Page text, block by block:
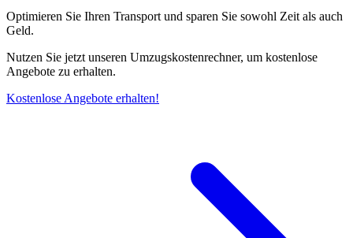
Optimieren Sie Ihren Transport und sparen Sie sowohl Zeit als auch
Geld.
Nutzen Sie jetzt unseren Umzugskostenrechner, um kostenlose
Angebote zu erhalten.
Kostenlose Angebote erhalten!